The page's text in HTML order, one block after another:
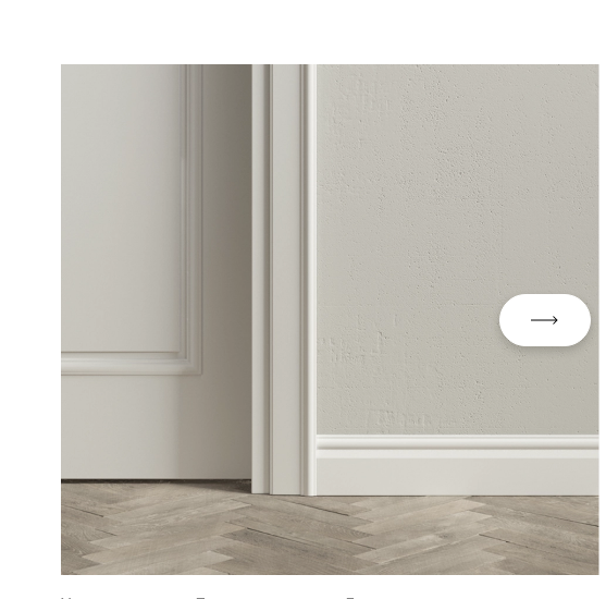
Прайм
Маскот
Эссе
Рокка
Фрэйм
Альба
Дюна
Париж
Классик
Линия
Гладкие
скрытые
Планум
алюминиевая
кромка
Планум
Секрето
двери
Дизайнерские
Селект —
фрезерование
по